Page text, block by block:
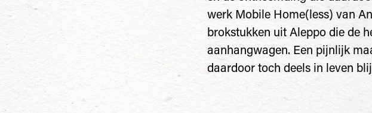
werk Mobile Home(less) van
brokstukken uit Aleppo die de
aanhangwagen. Een pijnlijk
daardoor toch deels in leven